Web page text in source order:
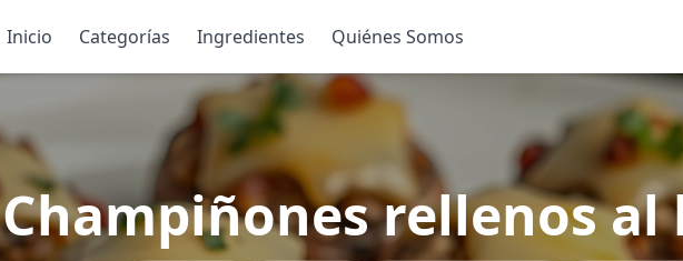
Inicio Categorías Ingredientes Quiénes Somos
Champiñones rellenos al